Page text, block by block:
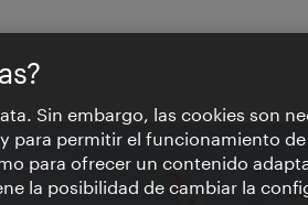
Sin embargo, las cookies son
para permitir el funcionamiento
para ofrecer un contenido
la posibilidad de cambiar la